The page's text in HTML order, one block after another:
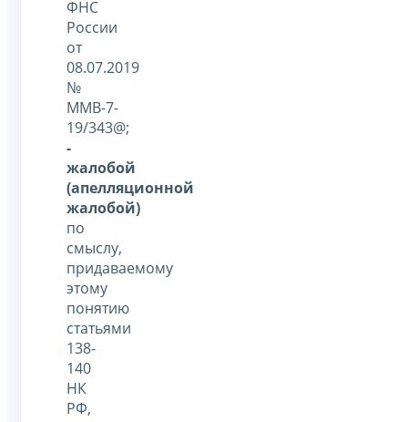
ФНС
России
от
08.07.2019
№
ММВ-7-
19/343@;
-
жалобой
(апелляционной
жалобой)
по
смыслу,
придаваемому
этому
понятию
статьями
138-
140
НК
РФ,